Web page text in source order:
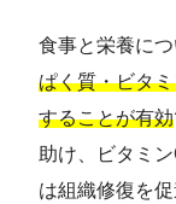
食事と栄養に
ぱく質・ビタ
することが有効
助け、ビタミ
は組織修復を